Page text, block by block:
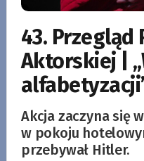
43. Przegląd
Aktorskiej |
Akcja zaczyna się
w pokoju
przebywał Hitler.